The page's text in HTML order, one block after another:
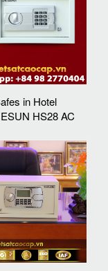
in Hotel
HS28 AC